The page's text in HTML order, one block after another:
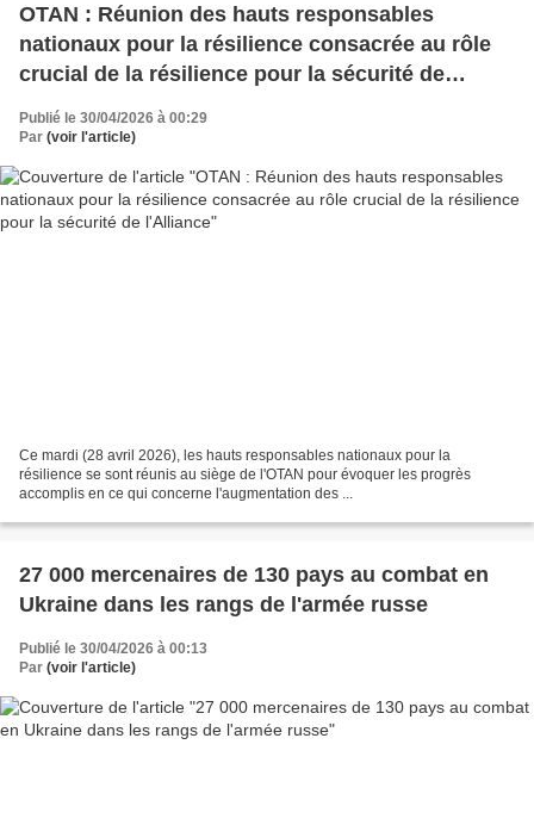
OTAN : Réunion des hauts responsables
nationaux pour la résilience consacrée au rôle
crucial de la résilience pour la sécurité de
Publié le 30/04/2026 à 00:29
Par (voir l'article)
Ce mardi (28 avril 2026), les hauts responsables nationaux pour la
résilience se sont réunis au siège de l'OTAN pour évoquer les progrès
accomplis en ce qui concerne l'augmentation des ...
27 000 mercenaires de 130 pays au combat en
Ukraine dans les rangs de l'armée russe
Publié le 30/04/2026 à 00:13
Par (voir l'article)